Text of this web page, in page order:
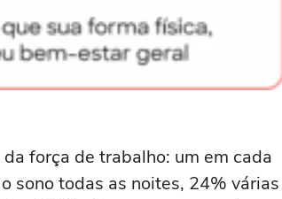
força de trabalho: um em cada
sono todas as noites, 24% várias